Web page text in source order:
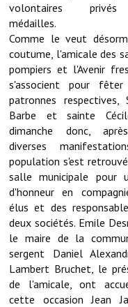
Les foulées
ACCÈS RAPIDE
Démarches
Projets et travaux en
Fêtes et manifestations
Numéros d'urgence
Terrains et maisons à
VOTRE MAIRIE
Elus et agents
L'équipe municipale
volontaires
médailles.
Comme le veut
coutume, l'amicale des
pompiers et l'Avenir
s'associent pour fêter
patronnes respectives,
Barbe et sainte
dimanche donc,
diverses
population s'est
salle municipale pour
d'honneur en
élus et des
deux sociétés. Emile
le maire de la
sergent Daniel
Lambert Bruchet, le
de l'amicale, ont
cette occasion Jean